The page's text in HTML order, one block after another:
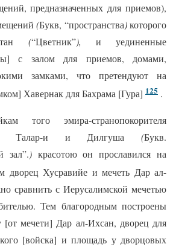
предназначенных для приемов),
(Букв, “пространства)которого
(“Цветник”), и уединенные
с залом для приемов, домами,
замками, что претендуют на
Хавернак для Бахрама [Гура] 125 .
того эмира-странопокорителя
Талар-и и Дилгуша (Букв.
зал”.) красотою он прославился на
дворец Хусравийе и мечеть Дар ал-
сравнить с Иерусалимской мечетью
Тем благородным построены
мечети] Дар ал-Ихсан, дворец для
[войска] и площадь у дворцовых